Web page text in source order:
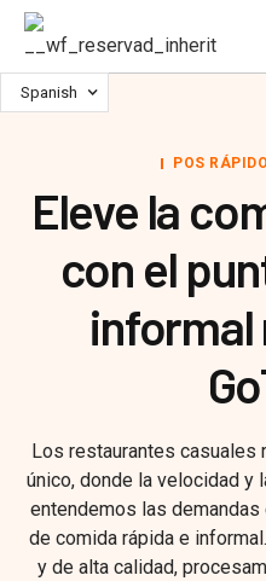
Spanish
POS
Eleve la
con el
informal
Los restaurantes casuales
único, donde la velocidad y
entendemos las
de comida rápida e
y de alta calidad,